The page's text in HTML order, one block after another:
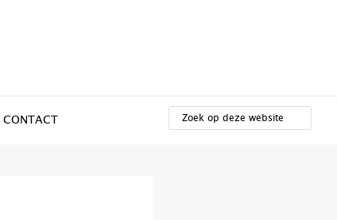
CONTACT
OP
DEZE